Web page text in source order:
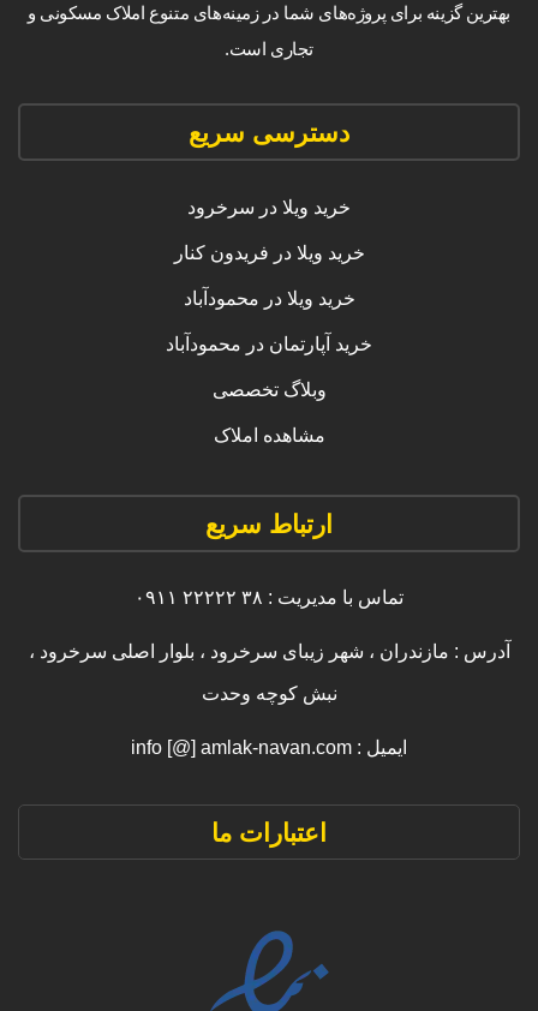
بهترین گزینه برای پروژه‌های شما در زمینه‌های متنوع املاک مسکونی و
تجاری است.
دسترسی سریع
خرید ویلا در سرخرود
خرید ویلا در فریدون کنار
خرید ویلا در محمودآباد
خرید آپارتمان در محمودآباد
وبلاگ تخصصی
مشاهده املاک
ارتباط سریع
تماس با مدیریت : ۳۸ ۲۲۲۲۲ ۰۹۱۱
آدرس : مازندران ، شهر زیبای سرخرود ، بلوار اصلی سرخرود ،
نبش کوچه وحدت
ایمیل : info [@] amlak-navan.com
اعتبارات ما